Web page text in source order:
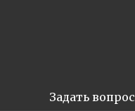
Задать вопрос